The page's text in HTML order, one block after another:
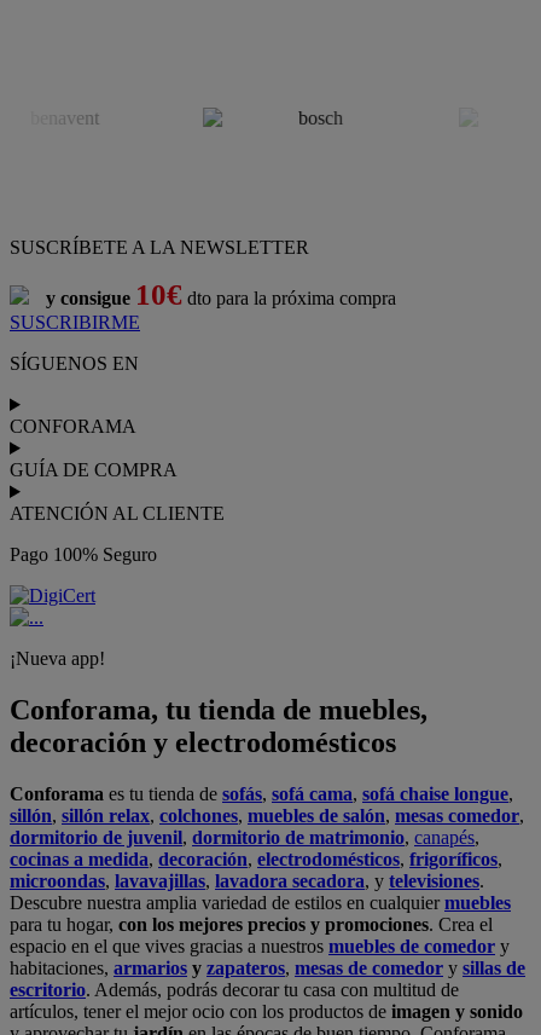
SUSCRÍBETE A LA NEWSLETTER
y consigue 10€ dto para la próxima compra
SUSCRIBIRME
SÍGUENOS EN
CONFORAMA
GUÍA DE COMPRA
ATENCIÓN AL CLIENTE
Pago 100% Seguro
¡Nueva app!
Conforama, tu tienda de muebles,
decoración y electrodomésticos
Conforama es tu tienda de sofás, sofá cama, sofá chaise longue,
sillón, sillón relax, colchones, muebles de salón, mesas comedor,
dormitorio de juvenil, dormitorio de matrimonio, canapés,
cocinas a medida, decoración, electrodomésticos, frigoríficos,
microondas, lavavajillas, lavadora secadora, y televisiones.
Descubre nuestra amplia variedad de estilos en cualquiermuebles
para tu hogar, con los mejores precios y promociones. Crea el
espacio en el que vives gracias a nuestros muebles de comedor y
habitaciones, armarios y zapateros, mesas de comedor y sillas de
escritorio. Además, podrás decorar tu casa con multitud de
artículos, tener el mejor ocio con los productos de imagen y sonido